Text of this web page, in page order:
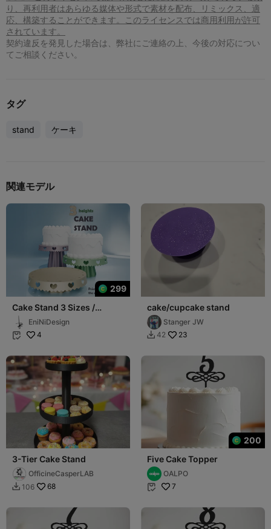
り、再利用者はあらゆる媒体や形式で素材を配布、リミックス、適
応、構築することができます。このライセンスでは商用利用が許可
されています。
契約違反を発見した場合は、弊社にご連絡の上、今後の対応につい
てご相談ください。
タグ
stand ケーキ
関連モデル
299
Cake Stand 3 Sizes /
heights
EniNiDesign
 4
cake/cupcake stand
Stanger JW
 42 23
3-Tier Cake Stand
OfficineCasperLAB
 106 68
200
Five Cake Topper
OALPO
 7